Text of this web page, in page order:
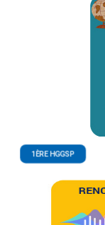
1ÈRE HGGSP